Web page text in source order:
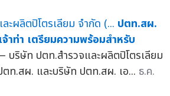
ปตท.สผ.
าท่า เตรียมความพร้อมสำหรับ
บริษัท ปตท.สำรวจและผลิตปิโตรเลียม
ท.สผ. และบริษัท ปตท.สผ. เอ... ธ.ค.